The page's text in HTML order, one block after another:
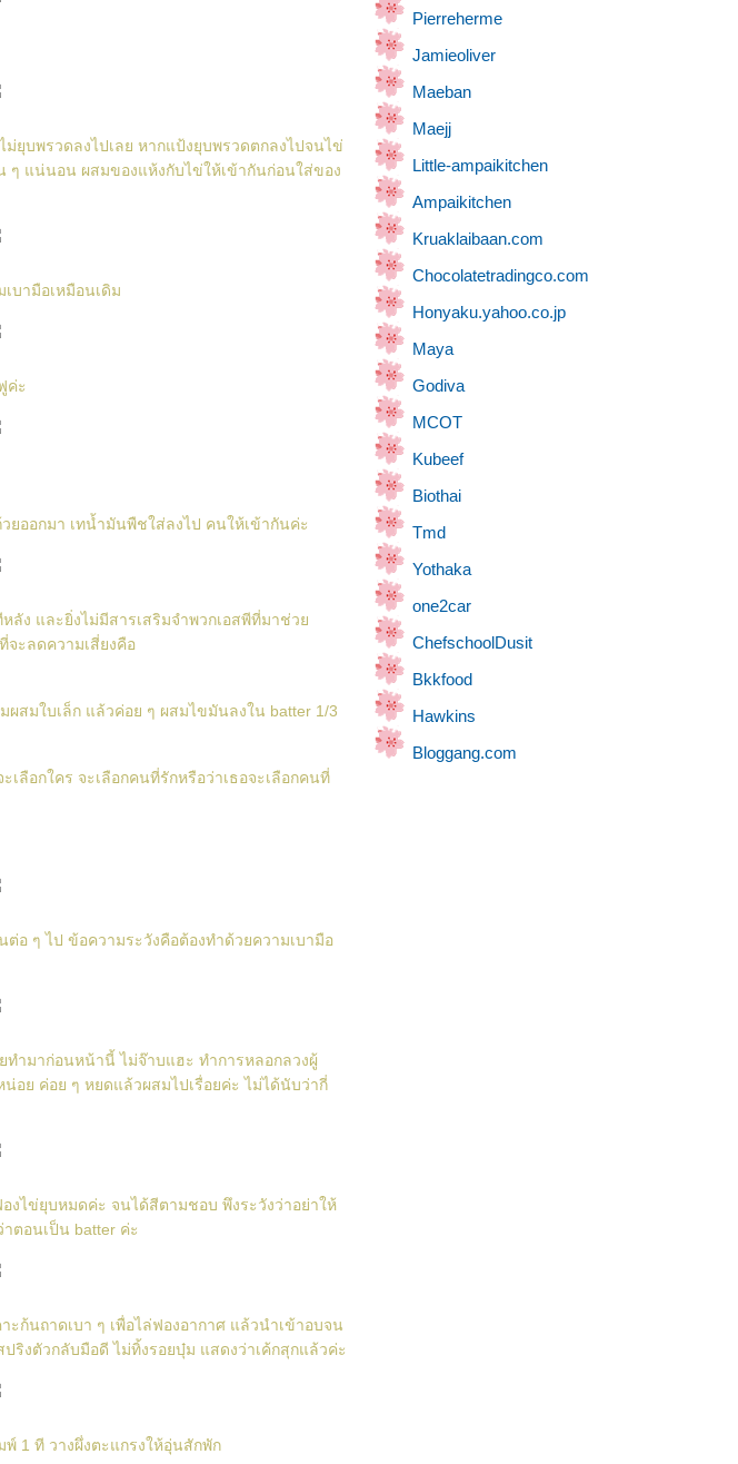
ยุบพรวดลงไปเลย หากแป้งยุบพรวดตกลงไปจนไข่
ๆ แน่นอน ผสมของแห้งกับไข่ให้เข้ากันก่อนใส่ของ
บามือเหมือนเดิม
ค่ะ
ยออกมา เทน้ำมันพืชใส่ลงไป คนให้เข้ากันค่ะ
ลัง และยิ่งไม่มีสารเสริมจำพวกเอสพีที่มาช่ว
จะลดความเสี่ยงคือ
สมใบเล็ก แล้วค่อย ๆ ผสมไขมันลงใน batter 1/3
เลือกใคร จะเลือกคนที่รักหรือว่าเธอจะเลือกคนที่
อ ๆ ไป ข้อความระวังคือต้องทำด้วยความเบามือ
ำมาก่อนหน้านี้ ไม่จ๊าบแฮะ ทำการหลอกลวงผู้
อย ค่อย ๆ หยดแล้วผสมไปเรื่อยค่ะ ไม่ได้นับว่ากี่
งไข่ยุบหมดค่ะ จนได้สีตามชอบ พึงระวังว่าอย่าให้
ตอนเป็น batter ค่ะ
ะก้นถาดเบา ๆ เพื่อไล่ฟองอากาศ แล้วนำเข้าอบจน
ริงตัวกลับมือดี ไม่ทิ้งรอยบุ๋ม แสดงว่าเค้กสุกแล้วค่ะ
1 ที วางผึ่งตะแกรงให้อุ่นสักพัก
Pierreherme
Jamieoliver
Maeban
Maejj
Little-ampaikitchen
Ampaikitchen
Kruaklaibaan.com
Chocolatetradingco.com
Honyaku.yahoo.co.jp
Maya
Godiva
MCOT
Kubeef
Biothai
Tmd
Yothaka
one2car
ChefschoolDusit
Bkkfood
Hawkins
Bloggang.com